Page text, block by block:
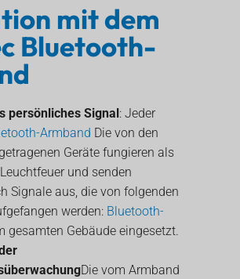
mit dem
Bluetooth-
persönliches Signal: Jeder
Armband Die von den
Geräte fungieren als
und senden
Signale aus, die von folgenden
werden: Bluetooth-
gesamten Gebäude eingesetzt.
Die vom Armband